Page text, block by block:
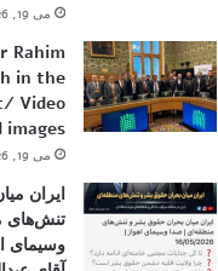
می 19, 2026
Rahim
in the
Video
images
می 19, 2026
ایران
تنش‌های
وسیمای